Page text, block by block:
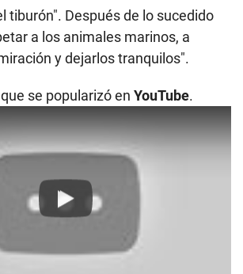
tiburón". Después de lo sucedido
a los animales marinos, a
y dejarlos tranquilos".
se popularizó en YouTube.
Play